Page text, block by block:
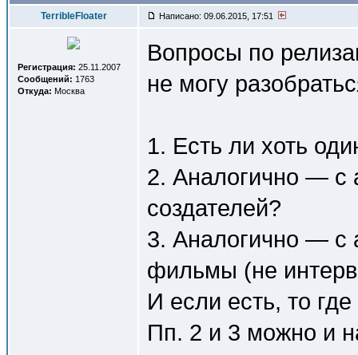
TerribleFloater Написано: 09.06.2015, 17:51
Регистрация: 25.11.2007
Сообщений: 1763
Откуда: Москва
Вопросы по
не могу
1. Есть ли хоть
2. Аналогично — с
создателей?
3. Аналогично — с
фильмы (не
И если есть, то где
Пп. 2 и 3 можно и